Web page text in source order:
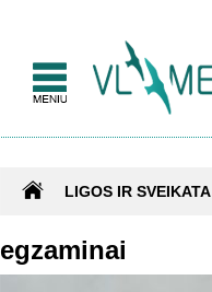
LIGOS IR SVEIKATA
egzaminai